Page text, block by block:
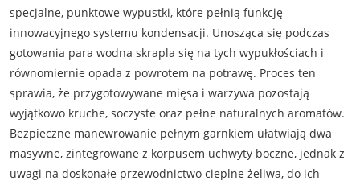
specjalne, punktowe wypustki, które pełnią funkcję
innowacyjnego systemu kondensacji. Unosząca się podczas
gotowania para wodna skrapla się na tych wypukłościach i
równomiernie opada z powrotem na potrawę. Proces ten
sprawia, że przygotowywane mięsa i warzywa pozostają
wyjątkowo kruche, soczyste oraz pełne naturalnych aromatów.
Bezpieczne manewrowanie pełnym garnkiem ułatwiają dwa
masywne, zintegrowane z korpusem uchwyty boczne, jednak z
uwagi na doskonałe przewodnictwo cieplne żeliwa, do ich